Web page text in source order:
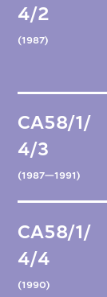
4/2
(1987)
CA58/1/
4/3
(1987—1991)
CA58/1/
4/4
(1990)